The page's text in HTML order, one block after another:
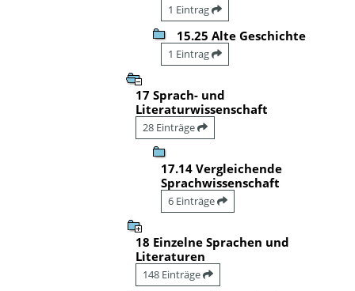
1 Eintrag
15.25 Alte Geschichte
1 Eintrag
17 Sprach- und
Literaturwissenschaft
28 Einträge
17.14 Vergleichende
Sprachwissenschaft
6 Einträge
18 Einzelne Sprachen und
Literaturen
148 Einträge